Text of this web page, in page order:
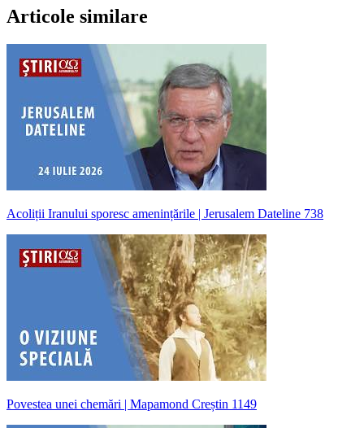
Articole similare
Acoliții Iranului sporesc amenințările | Jerusalem Dateline 738
Povestea unei chemări | Mapamond Creștin 1149